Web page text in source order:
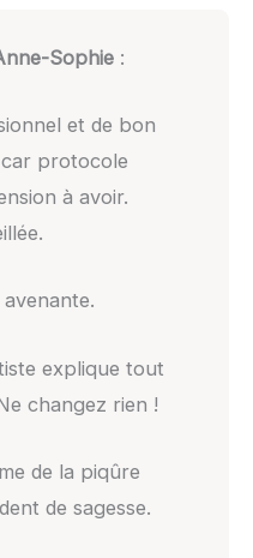
Sophie:
et de bon
protocole
à avoir.
explique tout
changez rien !
de la piqûre
de sagesse.